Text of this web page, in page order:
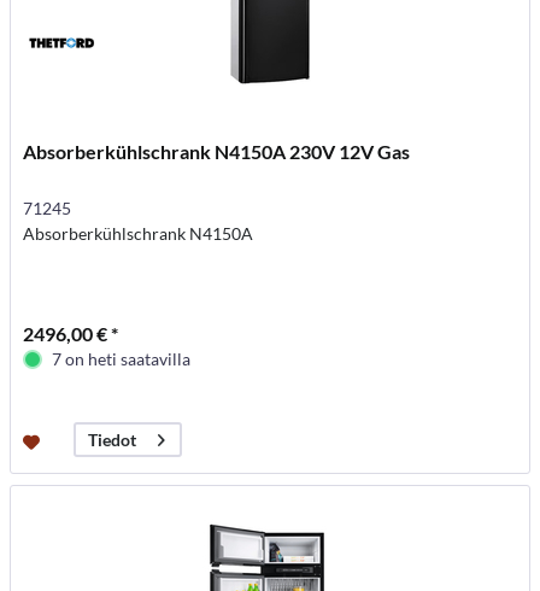
Absorberkühlschrank N4150A 230V 12V Gas
71245
Absorberkühlschrank N4150A
2496,00 € *
7 on heti saatavilla
Tiedot